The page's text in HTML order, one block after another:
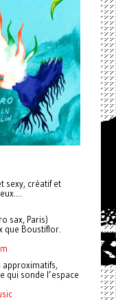
sexy, créatif et
sax, Paris)
que Boustiflor.
approximatifs,
qui sonde l’espace